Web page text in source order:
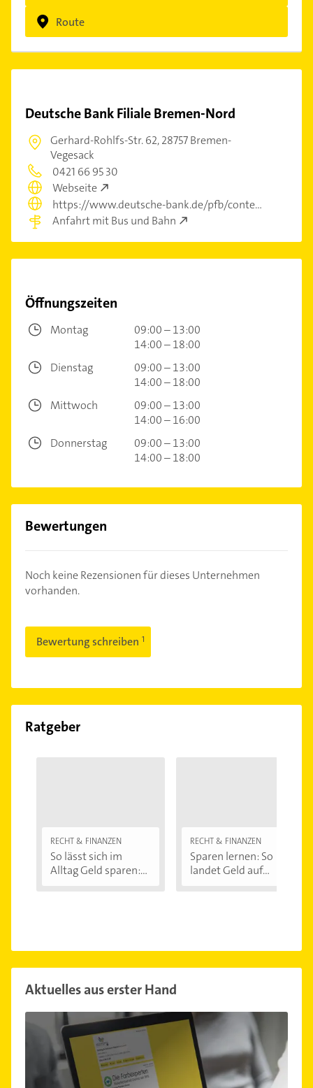
Route
Deutsche Bank Filiale Bremen-Nord
Gerhard-Rohlfs-Str. 62,28757 Bremen-
Vegesack
0421 66 95 30
Webseite
https://www.deutsche-bank.de/pfb/content/filialfinder-detail.html?id=b2NMTGRkZVQzSWtTa1UrVzl2ZDdxZz09&lat=53.04171&lng=8.5426&backLink=bGFiZWw9QlJBTkNIJmxhdD01My4wNDE3MSZsbmc9OC41NDI2JnNlYXJjaFRlcm09Mjc3Nzc%3d&searchTerm=27777
Anfahrt mit Bus und Bahn
Öffnungszeiten
Montag
09:00 – 13:00
14:00 – 18:00
Dienstag
09:00 – 13:00
14:00 – 18:00
Mittwoch
09:00 – 13:00
14:00 – 16:00
Donnerstag
09:00 – 13:00
14:00 – 18:00
Bewertungen
Noch keine Rezensionen für dieses Unternehmen
vorhanden.
Bewertung schreiben
Ratgeber
RECHT & FINANZEN
So lässt sich im
Alltag Geld sparen:...
RECHT & FINANZEN
Sparen lernen: So
landet Geld auf...
Aktuelles aus erster Hand